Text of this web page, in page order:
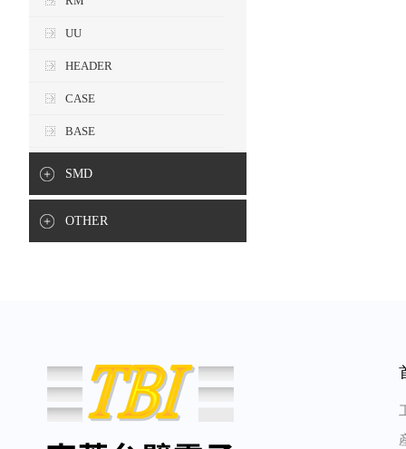
UU
HEADER
CASE
BASE
SMD
OTHER